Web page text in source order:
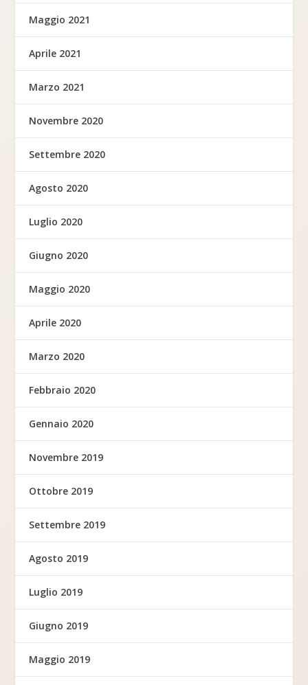
Maggio 2021
Aprile 2021
Marzo 2021
Novembre 2020
Settembre 2020
Agosto 2020
Luglio 2020
Giugno 2020
Maggio 2020
Aprile 2020
Marzo 2020
Febbraio 2020
Gennaio 2020
Novembre 2019
Ottobre 2019
Settembre 2019
Agosto 2019
Luglio 2019
Giugno 2019
Maggio 2019